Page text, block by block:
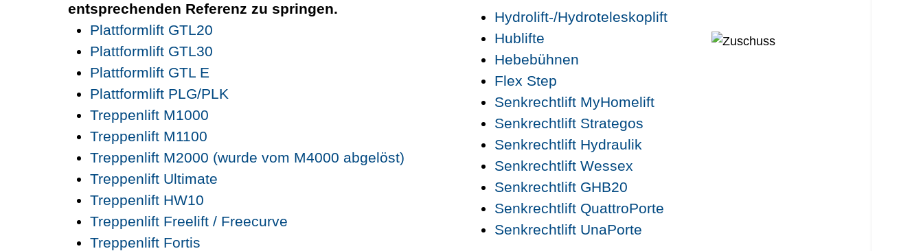
entsprechenden Referenz zu springen.
Plattformlift GTL20
Plattformlift GTL30
Plattformlift GTL E
Plattformlift PLG/PLK
Treppenlift M1000
Treppenlift M1100
Treppenlift M2000 (wurde vom M4000 abgelöst)
Treppenlift Ultimate
Treppenlift HW10
Treppenlift Freelift / Freecurve
Treppenlift Fortis
Hydrolift-/Hydroteleskoplift
Hublifte
Hebebühnen
Flex Step
Senkrechtlift MyHomelift
Senkrechtlift Strategos
Senkrechtlift Hydraulik
Senkrechtlift Wessex
Senkrechtlift GHB20
Senkrechtlift QuattroPorte
Senkrechtlift UnaPorte